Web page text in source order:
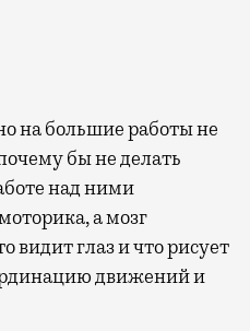
на большие работы не
бы не делать
над ними
а мозг
видит глаз и что рисует
движений и